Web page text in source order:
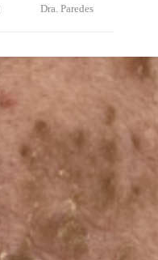
Dra. Paredes